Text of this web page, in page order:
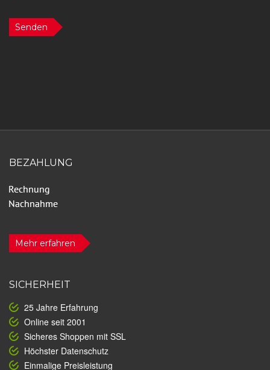
Senden
BEZAHLUNG
Mehr erfahren
SICHERHEIT
25 Jahre Erfahrung
Online seit 2001
Sicheres Shoppen mit SSL
Höchster Datenschutz
Einmalige Preisleistung